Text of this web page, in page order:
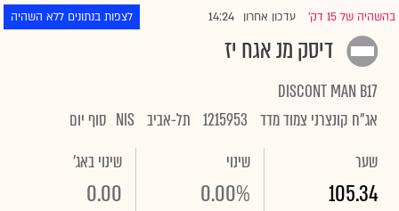
בהשהיה של 15 דק' |עדכון אחרון 14:24 לצפות בנתונים ללא השהיה
דיסק מנ אגח יז
DISCONT MAN B17
אג"ח קונצרני צמוד מדד 1215953 תל-אביב NIS סוף יום
שער
105.34
שינוי
0.00%
שינוי באג'
0.00